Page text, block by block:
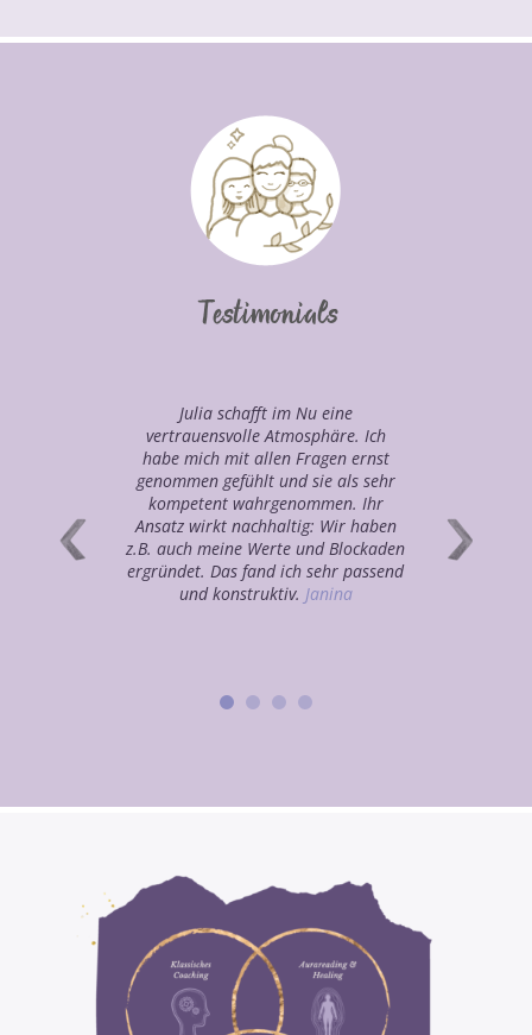
Testimonials
Julia schafft im Nu eine
vertrauensvolle Atmosphäre. Ich
habe mich mit allen Fragen ernst
genommen gefühlt und sie als sehr
kompetent wahrgenommen. Ihr
Ansatz wirkt nachhaltig: Wir haben
z.B. auch meine Werte und Blockaden
ergründet. Das fand ich sehr passend
und konstruktiv. Janina